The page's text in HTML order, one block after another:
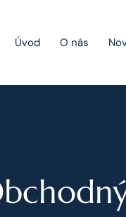
Úvod O nás
Fúzie a akvizície
Právo